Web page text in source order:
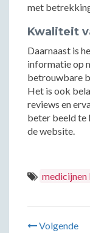
met
Kwaliteit
Daarnaast is
informatie op
betrouwbare
Het is ook
reviews en
beter beeld te
de website.
medicijnen
Volgende